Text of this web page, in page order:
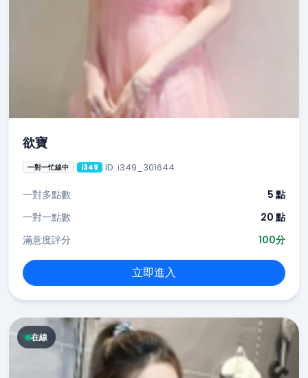
欲寶
一對一忙線中 i349 ID: i349_301644
一對多點數
5 點
一對一點數
20 點
滿意度評分
100分
立即進入
在線